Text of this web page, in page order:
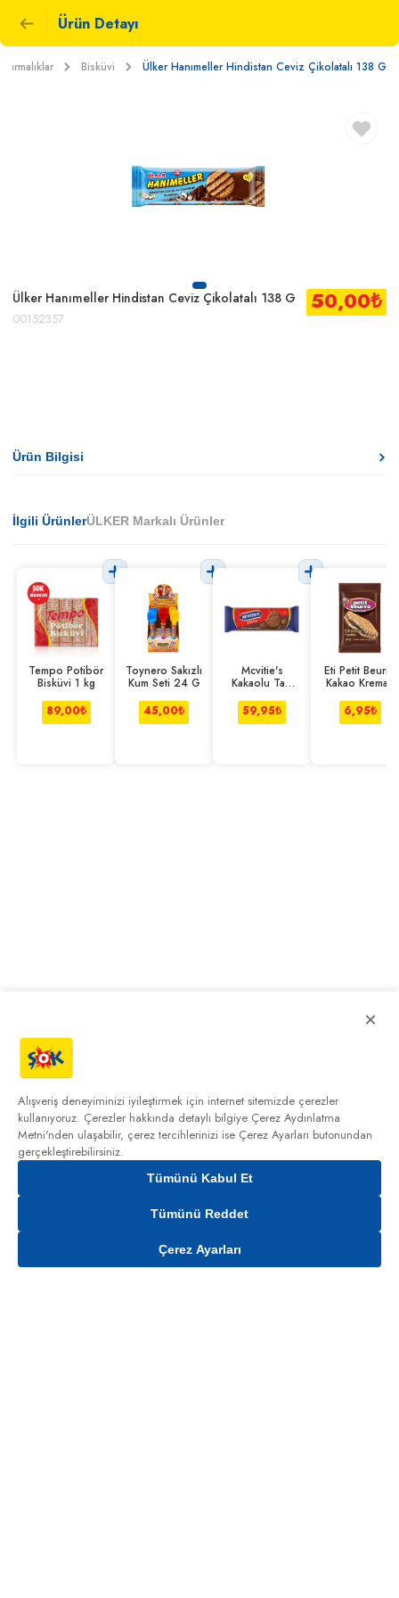
Ürün Detayı
Bisküvi Ülker Hanımeller Hindistan Ceviz Çikolatalı 138 G
Ülker Hanımeller Hindistan Ceviz Çikolatalı 138 G
00152357
50,00₺
Gelince Haber Ver
Ürün Bilgisi
İlgili ÜrünlerÜLKER Markalı Ürünler
Tempo Potibör
Bisküvi 1 kg
89,00₺
Toynero Sakızlı
Kum Seti 24 G
45,00₺
Mcvitie's
Kakaolu Tam
Bisküvi 133 G
59,95₺
Eti Petit Beurre
Kakao Kremalı
6,95₺
×
Alışveriş deneyiminizi iyileştirmek için internet sitemizde çerezler
kullanıyoruz. Çerezler hakkında detaylı bilgiye Çerez Aydınlatma
Metni'nden ulaşabilir, çerez tercihlerinizi ise Çerez Ayarları butonundan
gerçekleştirebilirsiniz.
Tümünü Kabul Et
Tümünü Reddet
Çerez Ayarları